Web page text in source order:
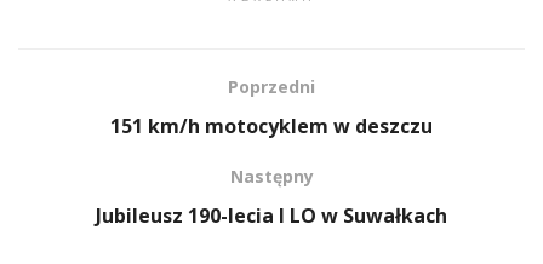
Poprzedni
151 km/h motocyklem w deszczu
Następny
Jubileusz 190-lecia I LO w Suwałkach